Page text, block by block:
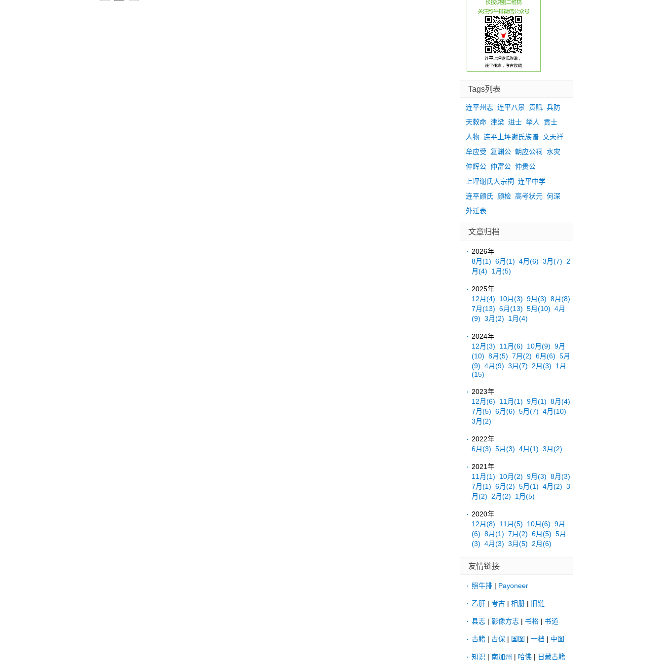
Tags列表
连平州志 连平八景 贡赋 兵防
天敕命 津梁 进士 举人 贡士
人物 连平上坪谢氏族谱 文天祥
牟应受 复渊公 朝应公祠
水灾
仲辉公 仲富公 仲贵公
上坪谢氏大宗祠
连平中学
连平颜氏 颜检 高考状元 何深
外迁表
文章归档
2026年
8月(1) 6月(1) 4月(6) 3月(7) 2
月(4) 1月(5)
2025年
12月(4) 10月(3) 9月(3) 8月(8)
7月(13) 6月(13) 5月(10) 4月
(9) 3月(2) 1月(4)
2024年
12月(3) 11月(6) 10月(9) 9月
(10) 8月(5) 7月(2) 6月(6) 5月
(9) 4月(9) 3月(7) 2月(3)
1月
(15)
2023年
12月(6) 11月(1) 9月(1) 8月(4)
7月(5) 6月(6) 5月(7) 4月(10)
3月(2)
2022年
6月(3) 5月(3) 4月(1) 3月(2)
2021年
11月(1) 10月(2) 9月(3) 8月(3)
7月(1) 6月(2) 5月(1) 4月(2) 3
月(2) 2月(2) 1月(5)
2020年
12月(8) 11月(5) 10月(6) 9月
(6) 8月(1) 7月(2) 6月(5) 5月
(3) 4月(3) 3月(5) 2月(6)
友情链接
照牛排 | Payoneer
乙肝 |考古 |相册 | 旧链
县志 |影像方志 |书格 |书道
古籍 |古保 | 国图 |一档 | 中图
知识 |南加州 | 哈佛 | 日藏古籍